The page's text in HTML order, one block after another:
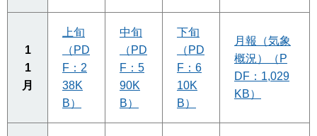
1
1
月
上旬
（PD
F：2
38K
B）
中旬
（PD
F：5
90K
B）
下旬
（PD
F：6
10K
B）
月報（気象
概況）（P
DF：1,029
KB）